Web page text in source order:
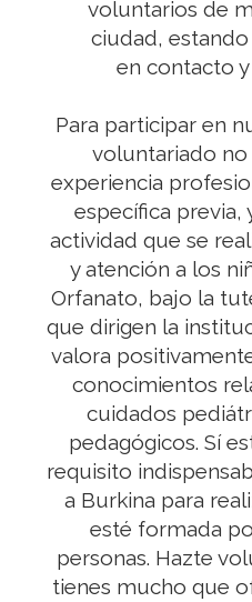
voluntarios de
ciudad,
en contacto
Para participar en
voluntariado no
experiencia
específica previa,
actividad que se
y atención a los
Orfanato, bajo la
que dirigen la
valora
conocimientos
cuidados
pedagógicos. Sí
requisito
a Burkina para
esté formada
personas. Hazte
tienes mucho que